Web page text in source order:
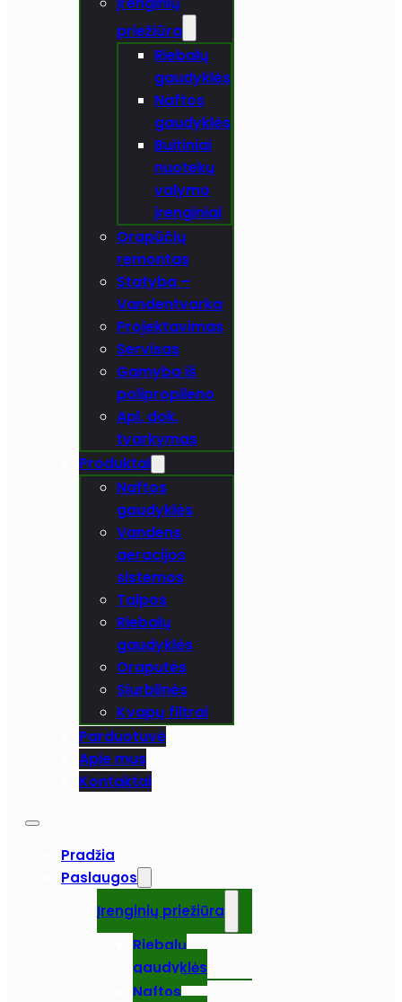
priežiūra
Riebalų
gaudyklės
Naftos
gaudyklės
Buitiniai
nuotekų
valymo
įrenginiai
Orapūčių
remontas
Statyba –
Vandentvarka
Projektavimas
Servisas
Gamyba iš
polipropileno
Apl. dok.
tvarkymas
Produktai
Naftos
gaudyklės
Vandens
aeracijos
sistemos
Talpos
Riebalų
gaudyklės
Oraputės
Siurblinės
Kvapų filtrai
Parduotuvė
Apie mus
Kontaktai
Pradžia
Paslaugos
Įrenginių priežiūra
Riebalų
gaudyklės
Naftos